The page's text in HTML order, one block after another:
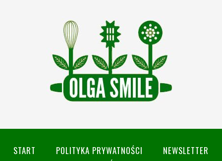
START POLITYKA PRYWATNOŚCI
NEWSLETTER